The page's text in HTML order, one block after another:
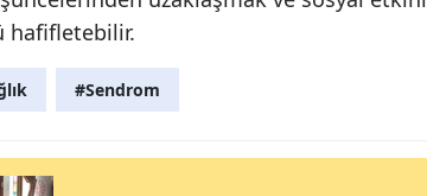
hafifletebilir.
#Sendrom